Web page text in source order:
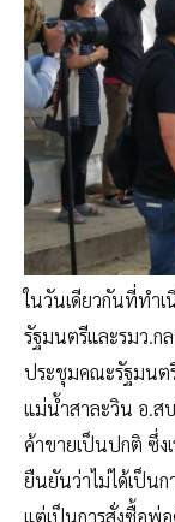
ในวันเดียวกันที่ทำ
รัฐมนตรีและรมว.ก
ประชุมคณะรัฐมนต
แม่น้ำสาละวิน อ.สบ
ค้าขายเป็นปกติ ซึ่งเ
ยืนยันว่าไม่ได้เป็นก